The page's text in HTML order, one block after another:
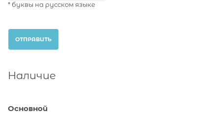
* буквы на русском языке
Наличие
Основной